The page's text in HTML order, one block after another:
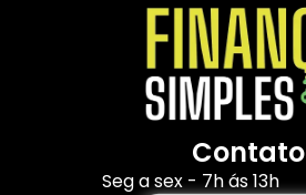
Contato
Seg a sex - 7h ás 13h